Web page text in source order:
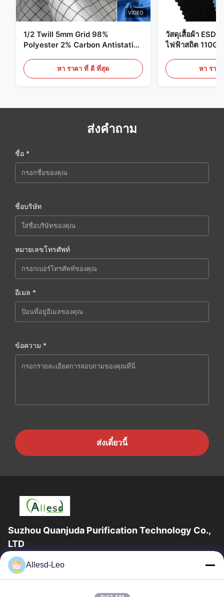
VIDEO
1/2 Twill 5mm Grid 98%
Polyester 2% Carbon Antistatic
หา ราคา ที่ ดี ที่สุด
วัสดุเสื้อผ้า ESD
ไฟฟ้าสถิต
หา ราค
ส่งคำถาม
ชื่อ *
ชื่อบริษัท
หมายเลขโทรศัพท์
อีเมล *
ข้อความ *
ส่งเดี๋ยวนี้
Suzhou Quanjuda Purification Technology Co.,
LTD
ประสบการณ์ 16 ปี ในฐานะผู้ผลิตและผู้ส่งออกผลิตภัณฑ์ ESD &
Cleanroom ชั้นนำ เราขอเสนออุปกรณ์และวัสดุสิ้นเปลือง ESD &
Allesd-Leo